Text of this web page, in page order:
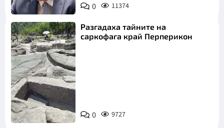
0 11374
Снимка:
Bulgaria ON
AIR
Разгадаха тайните на
саркофага край Перперикон
0 9727